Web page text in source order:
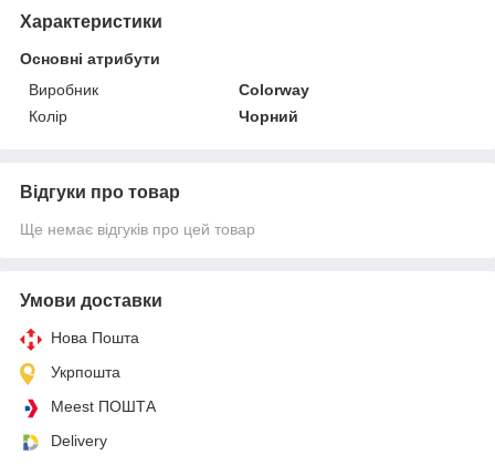
Характеристики
Основні атрибути
Виробник
Colorway
Колір
Чорний
Відгуки про товар
Ще немає відгуків про цей товар
Умови доставки
Нова Пошта
Укрпошта
Meest ПОШТА
Delivery